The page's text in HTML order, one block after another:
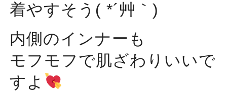
着やすそう( *´艸｀)
内側のインナーも
モフモフで肌ざわりいいで
すよ